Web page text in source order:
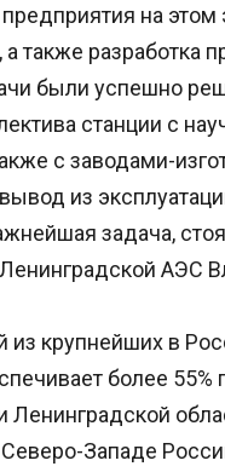
на этом
также разработка
были успешно
станции с
с заводами-
из
задача,
АЭС
крупнейших в
более 55%
Ленинградской
Северо-Западе